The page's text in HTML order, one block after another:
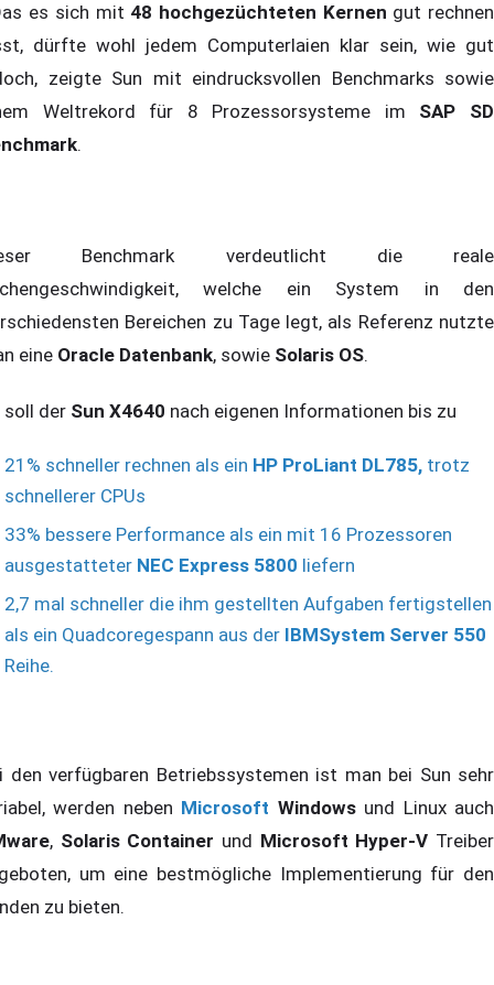
es sich mit 48 hochgezüchteten Kernen gut rechnen
dürfte wohl jedem Computerlaien klar sein, wie gut
zeigte Sun mit eindrucksvollen Benchmarks sowie
Weltrekord für 8 Prozessorsysteme im SAP SD
.
Benchmark verdeutlicht die reale
welche ein System in den
Bereichen zu Tage legt, als Referenz nutzte
eine Oracle Datenbank, sowie Solaris OS.
soll der Sun X4640 nach eigenen Informationen bis zu
21% schneller rechnen als ein HP ProLiant DL785, trotz
schnellerer CPUs
33% bessere Performance als ein mit 16 Prozessoren
ausgestatteter NEC Express 5800 liefern
2,7 mal schneller die ihm gestellten Aufgaben fertigstellen
als ein Quadcoregespann aus der IBMSystem Server 550
Reihe.
den verfügbaren Betriebssystemen ist man bei Sun sehr
werden neben Microsoft Windowsund Linux auch
, Solaris Container und Microsoft Hyper-V Treiber
um eine bestmögliche Implementierung für den
zu bieten.